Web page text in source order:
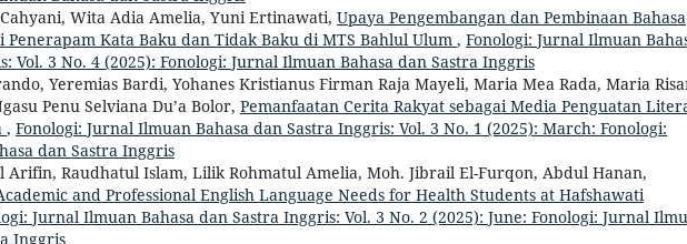
Wita Adia Amelia, Yuni Ertinawati, Upaya Pengembangan dan Pembinaan Bahasa
Penerapam Kata Baku dan Tidak Baku di MTS Bahlul Ulum , Fonologi: Jurnal Ilmuan
Vol. 3 No. 4 (2025): Fonologi: Jurnal Ilmuan Bahasa dan Sastra Inggris
Yeremias Bardi, Yohanes Kristianus Firman Raja Mayeli, Maria Mea Rada, Maria
Penu Selviana Du’a Bolor, Pemanfaatan Cerita Rakyat sebagai Media Penguatan
, Fonologi: Jurnal Ilmuan Bahasa dan Sastra Inggris: Vol. 3 No. 1 (2025): March: Fonologi:
dan Sastra Inggris
Arifin, Raudhatul Islam, Lilik Rohmatul Amelia, Moh. Jibrail El-Furqon, Abdul Hanan,
and Professional English Language Needs for Health Students at Hafshawati
Jurnal Ilmuan Bahasa dan Sastra Inggris: Vol. 3 No. 2 (2025): June: Fonologi: Jurnal
Inggris